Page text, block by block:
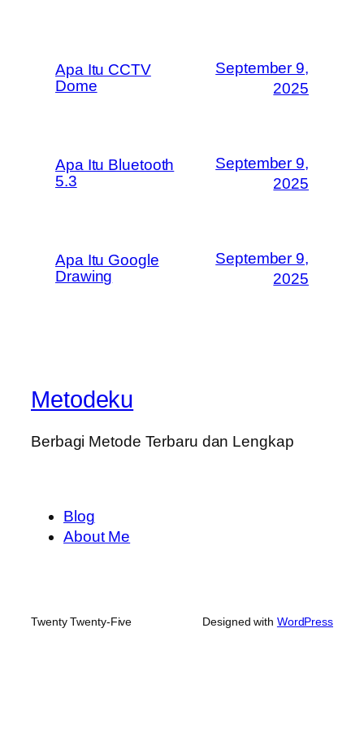
Apa Itu CCTV
Dome
September 9,
2025
Apa Itu Bluetooth
5.3
September 9,
2025
Apa Itu Google
Drawing
September 9,
2025
Metodeku
Berbagi Metode Terbaru dan Lengkap
Blog
About Me
Twenty Twenty-Five Designed with WordPress